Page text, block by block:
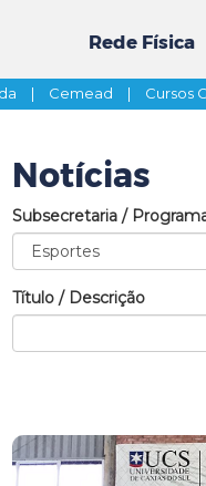
Rede Física
| Cemead | Cursos
Notícias
Subsecretaria /
Título / Descrição